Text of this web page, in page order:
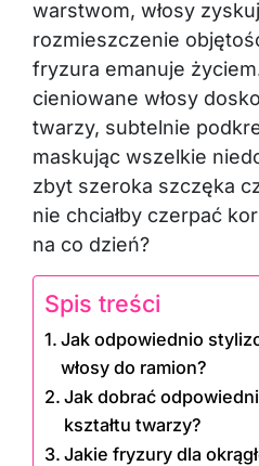
warstwom, włosy
rozmieszczenie
fryzura emanuje
cieniowane włosy
twarzy, subtelnie
maskując wszelkie
zbyt szeroka szczęka
nie chciałby czerpać
na co dzień?
Spis treści
Jak odpowiednio
włosy do ramion?
Jak dobrać
kształtu twarzy?
Jakie fryzury dla